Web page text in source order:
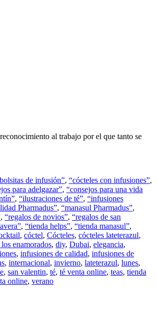
al trabajo por el que tanto se
de infusión”, “cócteles con infusiones”,
para adelgazar”, “consejos para una vida
, “ilustraciones de té”, “infusiones
Pharmadus”, “manasul Pharmadus”,
, “regalos de novios”, “regalos de san
, “tienda helps”, “tienda manasul”,
, cóctel, Cócteles, cócteles lateterazul,
enamorados, diy, Dubai, elegancia,
, infusiones de calidad, infusiones de
, internacional, invierno, lateterazul, lunes,
, san valentin, té, té venta online, teas, tienda
online, verano